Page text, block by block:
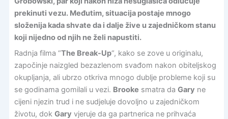
prekinuti vezu. Međutim, situacija postaje mnogo
složenija kada shvate da i dalje žive u zajedničkom stanu
koji nijedno od njih ne želi napustiti.
Radnja filma “The Break-Up“, kako se zove u originalu,
započinje naizgled bezazlenom svađom nakon obiteljskog
okupljanja, ali ubrzo otkriva mnogo dublje probleme koji su
se godinama gomilali u vezi. Brooke smatra da Gary ne
cijeni njezin trud i ne sudjeluje dovoljno u zajedničkom
životu, dok Gary vjeruje da ga partnerica ne prihvaća